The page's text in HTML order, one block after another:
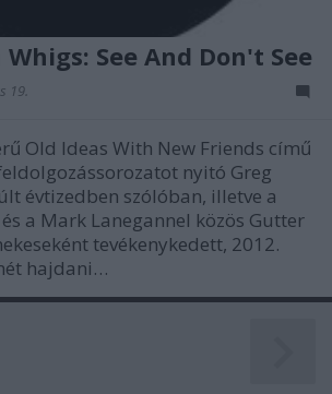
See And Don't See
19.
Old Ideas With New Friends című
nyitó Greg
évtizedben szólóban, illetve a
a Mark Lanegannel közös Gutter
tevékenykedett, 2012.
hajdani…